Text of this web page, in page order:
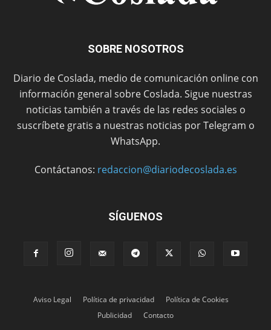
SOBRE NOSOTROS
Diario de Coslada, medio de comunicación online con
información general sobre Coslada. Sigue nuestras
noticias también a través de las redes sociales o
suscríbete gratis a nuestras noticias por Telegram o
WhatsApp.
Contáctanos: redaccion@diariodecoslada.es
SÍGUENOS
Aviso Legal Política de privacidad
Política de Cookies
Publicidad
Contacto